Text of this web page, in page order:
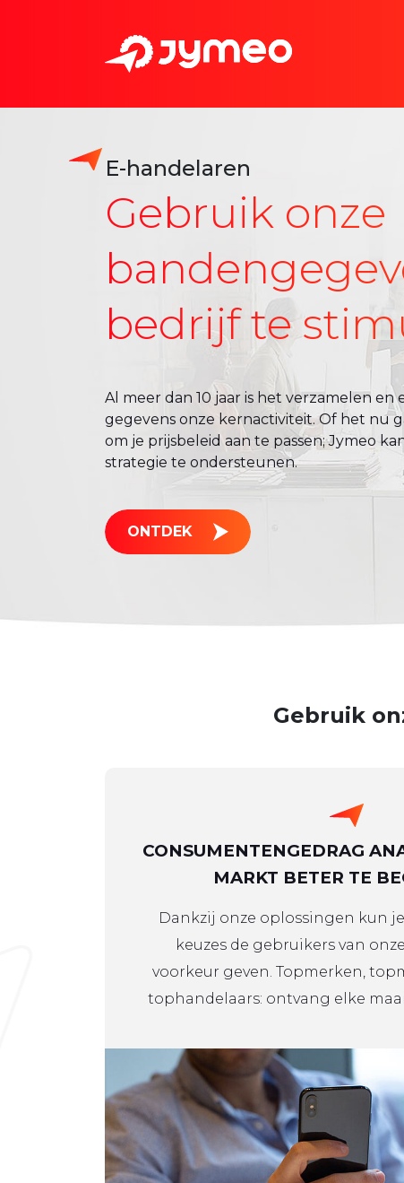
E-handelaren
Gebruik onze
bedrijf te
Al meer dan 10 jaar is het verzamelen
gegevens onze kernactiviteit. Of het nu
om je prijsbeleid aan te passen; Jymeo
strategie te ondersteunen.
ONTDEK
Gebruik
CONSUMENTENGEDRAG
MARKT BETER TE
Dankzij onze oplossingen kun
keuzes de gebruikers van
voorkeur geven. Topmerken,
tophandelaars: ontvang elke